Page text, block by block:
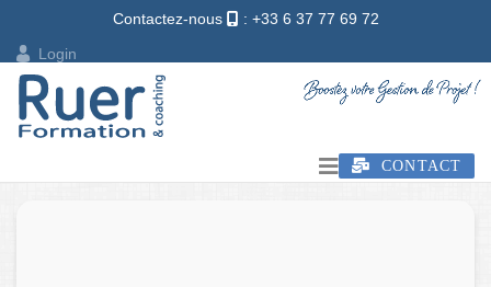
Contactez-nous
: +33 6 37 77 69 72
Login
CONTACT